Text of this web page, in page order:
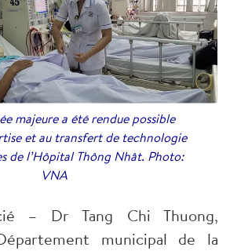
majeure a été rendue possible
et au transfert de technologie
de l’Hôpital Thông Nhât. Photo:
VNA
– Dr Tang Chi Thuong,
municipal de la